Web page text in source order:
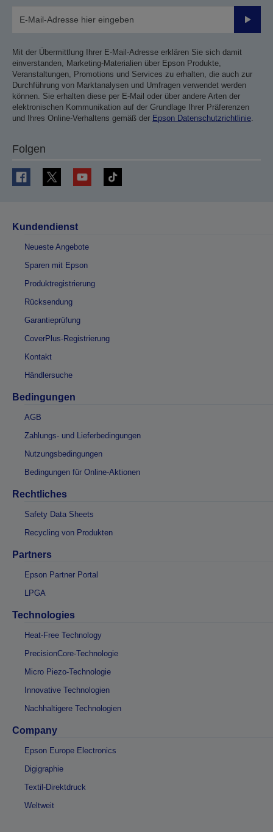
Mit der Übermittlung Ihrer E-Mail-Adresse erklären Sie sich damit
einverstanden, Marketing-Materialien über Epson Produkte,
Veranstaltungen, Promotions und Services zu erhalten, die auch zur
Durchführung von Marktanalysen und Umfragen verwendet werden
können. Sie erhalten diese per E-Mail oder über andere Arten der
elektronischen Kommunikation auf der Grundlage Ihrer Präferenzen
und Ihres Online-Verhaltens gemäß der Epson Datenschutzrichtlinie.
Folgen
Kundendienst
Neueste Angebote
Sparen mit Epson
Produktregistrierung
Rücksendung
Garantieprüfung
CoverPlus-Registrierung
Kontakt
Händlersuche
Bedingungen
AGB
Zahlungs- und Lieferbedingungen
Nutzungsbedingungen
Bedingungen für Online-Aktionen
Rechtliches
Safety Data Sheets
Recycling von Produkten
Partners
Epson Partner Portal
LPGA
Technologies
Heat-Free Technology
PrecisionCore-Technologie
Micro Piezo-Technologie
Innovative Technologien
Nachhaltigere Technologien
Company
Epson Europe Electronics
Digigraphie
Textil-Direktdruck
Weltweit